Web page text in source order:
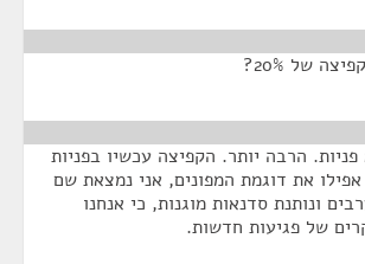
של 20%?
הרבה יותר מ-20% פניות. הרבה יותר. הקפיצה עכשיו בפניות
קחי אפילו את דוגמת המפונים, אני נמצאת שם
ונותנת סדנאות מוגנות, כי אנחנו
של פגיעות חדשות.